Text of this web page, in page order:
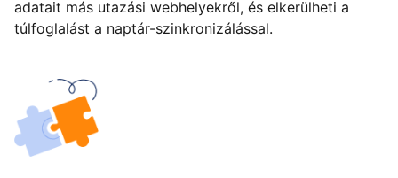
adatait más utazási webhelyekről, és elkerülheti a
túlfoglalást a naptár-szinkronizálással.